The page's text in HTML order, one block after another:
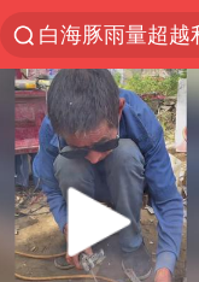
白海豚雨量超越
人形机器人第一
多地银行上调存
上海地铁4条线
白海豚路径图
宇树申购 中一签